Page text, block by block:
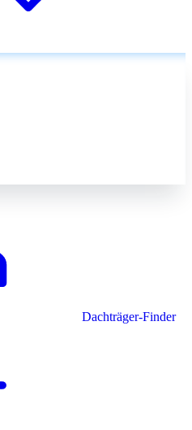
Dachträger-Finder